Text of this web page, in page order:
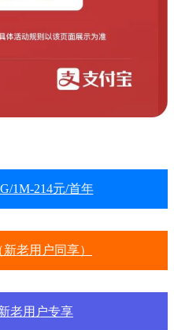
1M-214元/首年
老用户同享）
老用户专享